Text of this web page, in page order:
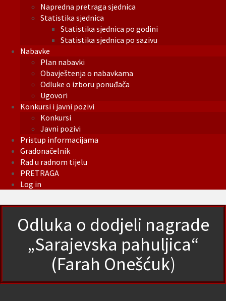
Napredna pretraga sjednica
Statistika sjednica
Statistika sjednica po godini
Statistika sjednica po sazivu
Nabavke
Plan nabavki
Obavještenja o nabavkama
Odluke o izboru ponuđača
Ugovori
Konkursi i javni pozivi
Konkursi
Javni pozivi
Pristup informacijama
Gradonačelnik
Rad u radnom tijelu
PRETRAGA
Log in
Odluka o dodjeli nagrade
„Sarajevska pahuljica“
(Farah Onešćuk)